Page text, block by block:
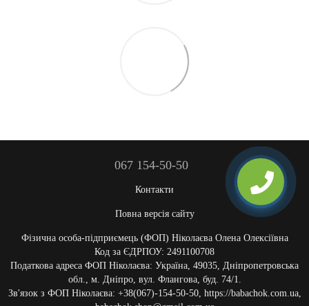
067 154-50-50
Контакти
Повна версія сайту
Фізична особа-підприємець (ФОП) Ніколаєва Олена Олексіївна
Код за ЄДРПОУ: 2491100708
Податкова адреса ФОП Ніколаєва: Україна, 49035, Дніпропетровська
обл., м. Дніпро, вул. Флангова, буд. 74/1.
Зв'язок з ФОП Ніколаєва: +38(067)-154-50-50, https://babachok.com.ua,